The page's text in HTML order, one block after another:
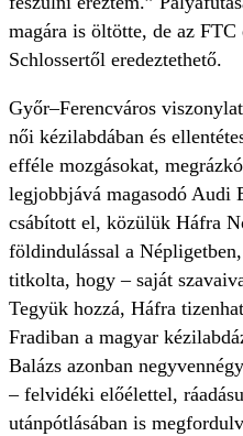
magára is öltötte, de az
Schlossertől eredeztethető.
Győr–Ferencváros
női kézilabdában és
efféle mozgásokat,
legjobbjává magasodó Audi
csábított el, közülük Háfra
földindulással a
titkolta, hogy – saját
Tegyük hozzá, Háfra
Fradiban a magyar
Balázs azonban
– felvidéki előélettel,
utánpótlásában is